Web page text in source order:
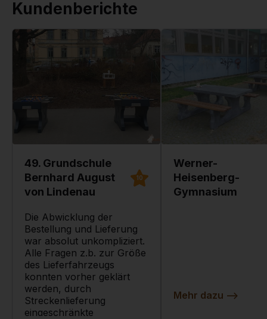
Kundenberichte
49. Grundschule
Bernhard August
von Lindenau
10
Die Abwicklung der
Bestellung und Lieferung
war absolut unkompliziert.
Alle Fragen z.b. zur Größe
des Lieferfahrzeugs
konnten vorher geklärt
werden, durch
Streckenlieferung
eingeschränkte
Werner-
Heisenberg-
Gymnasium
Mehr dazu -->